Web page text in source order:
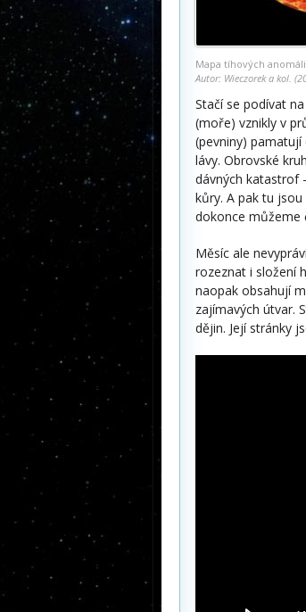
Mapa tíhových
Autor: Wieczorek a kol.
Stačí se podívat
(moře) vznikly v
(pevniny)
lávy. Obrovské
dávných katastrof
kůry. A pak tu
dokonce můžeme
Měsíc ale
rozeznat i složení
naopak obsahují
zajímavých útvar.
dějin. Její stránky